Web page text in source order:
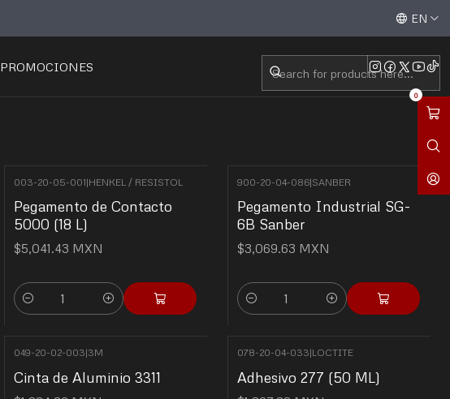
PROMOCIONES
0
Aceptamos todas las tarjetas de crédito / débito y
EN
003-20-05-001|HENKEL / RESISTOL
Pegamento de Contacto
5000 (18 L)
$5,041.43 MXN
Quantity
900-20-04-086|SANBER
Pegamento Industrial SG-
6B Sanber
$3,069.63 MXN
Quantity
049-20-02-003|3M
Cinta de Aluminio 3311
078-20-04-033|LOCTITE
Adhesivo 277 (50 ML)